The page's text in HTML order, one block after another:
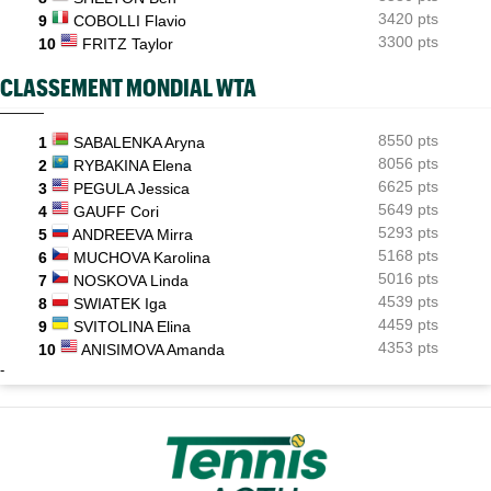
9
COBOLLI Flavio
3420 pts
10
FRITZ Taylor 3300 pts
CLASSEMENT MONDIAL WTA
1 SABALENKA Aryna
8550 pts
2
RYBAKINA Elena
8056 pts
3
PEGULA Jessica
6625 pts
4
GAUFF Cori
5649 pts
5
ANDREEVA Mirra
5293 pts
6
MUCHOVA Karolina
5168 pts
7
NOSKOVA Linda
5016 pts
8
SWIATEK Iga
4539 pts
9
SVITOLINA Elina
4459 pts
10
ANISIMOVA Amanda 4353 pts
-